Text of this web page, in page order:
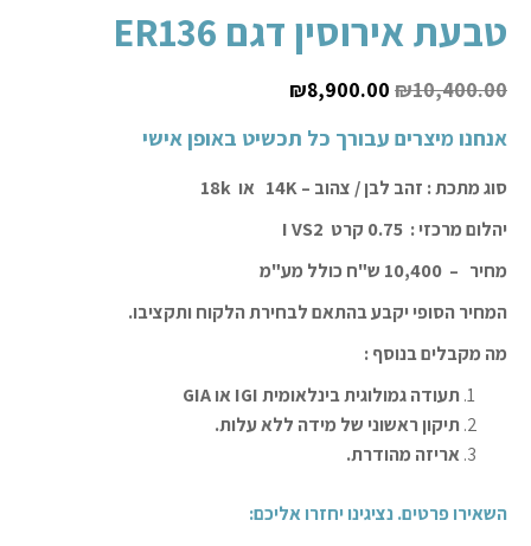
טבעת אירוסין דגם ER136
₪10,400.00
₪8,900.00
אנחנו מיצרים עבורך כל תכשיט באופן אישי
סוג מתכת : זהב לבן / צהוב – 14K או 18k
יהלום מרכזי : 0.75 קרט I VS2
מחיר – 10,400 ש"ח כולל מע"מ
המחיר הסופי יקבע בהתאם לבחירת הלקוח ותקציבו.
מה מקבלים בנוסף :
תעודה גמולוגית בינלאומית IGI או GIA
תיקון ראשוני של מידה ללא עלות.
אריזה מהודרת.
השאירו פרטים. נציגינו יחזרו אליכם: